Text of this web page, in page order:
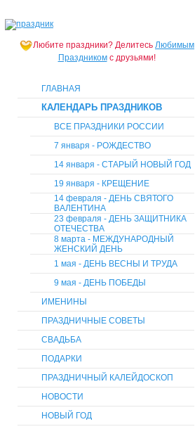
Любите праздники? Делитесь Любимым
Праздником с друзьями!
ГЛАВНАЯ
КАЛЕНДАРЬ ПРАЗДНИКОВ
ВСЕ ПРАЗДНИКИ РОССИИ
7 января - РОЖДЕСТВО
14 января - СТАРЫЙ НОВЫЙ ГОД
19 января - КРЕЩЕНИЕ
14 февраля - ДЕНЬ СВЯТОГО
ВАЛЕНТИНА
23 февраля - ДЕНЬ ЗАЩИТНИКА
ОТЕЧЕСТВА
8 марта - МЕЖДУНАРОДНЫЙ
ЖЕНСКИЙ ДЕНЬ
1 мая - ДЕНЬ ВЕСНЫ И ТРУДА
9 мая - ДЕНЬ ПОБЕДЫ
ИМЕНИНЫ
ПРАЗДНИЧНЫЕ СОВЕТЫ
СВАДЬБА
ПОДАРКИ
ПРАЗДНИЧНЫЙ КАЛЕЙДОСКОП
НОВОСТИ
НОВЫЙ ГОД